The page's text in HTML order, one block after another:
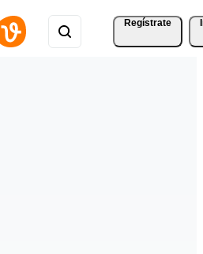
Regístrate